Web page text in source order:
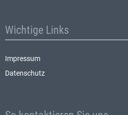
Wichtige Links
Impressum
Datenschutz